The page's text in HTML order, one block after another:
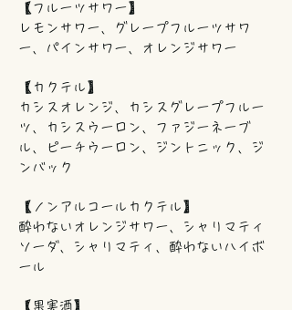
【フルーツサワー】
レモンサワー、グレープフルーツサワ
ー、パインサワー、オレンジサワー
【カクテル】
カシスオレンジ、カシスグレープフルー
ツ、カシスウーロン、ファジーネーブ
ル、ピーチウーロン、ジントニック、ジ
ンバック
【ノンアルコールカクテル】
酔わないオレンジサワー、シャリマティ
ソーダ、シャリマティ、酔わないハイボ
ール
【果実酒】